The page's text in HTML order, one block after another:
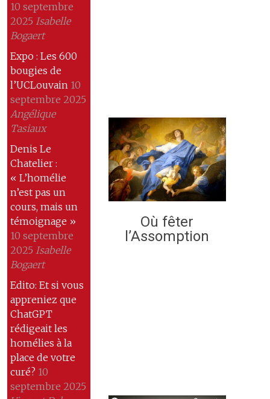
10 septembre
2025 Isabelle
Bogaert
Expo : Les 600
bougies de
l’UCLouvain 10
septembre 2025
Angélique
Tasiaux
Denis Le
Chatelier :
« L’homélie
n’est pas un
cours, mais un
témoignage »
10 septembre
2025 Isabelle
Bogaert
Edito: Et si vous
appreniez que
ChatGPT
rédigeait les
homélies à la
place de votre
curé? 10
septembre 2025
Où fêter
l’Assomption